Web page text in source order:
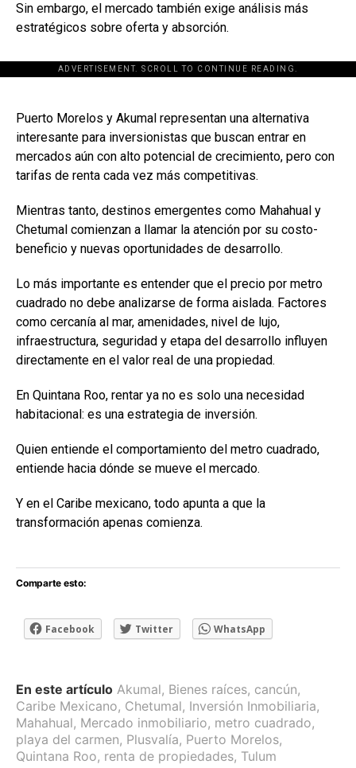
Sin embargo, el mercado también exige análisis más
estratégicos sobre oferta y absorción.
ADVERTISEMENT. SCROLL TO CONTINUE READING.
[adsforwp id="243463"]
Puerto Morelos y Akumal representan una alternativa
interesante para inversionistas que buscan entrar en
mercados aún con alto potencial de crecimiento, pero con
tarifas de renta cada vez más competitivas.
Mientras tanto, destinos emergentes como Mahahual y
Chetumal comienzan a llamar la atención por su costo-
beneficio y nuevas oportunidades de desarrollo.
Lo más importante es entender que el precio por metro
cuadrado no debe analizarse de forma aislada. Factores
como cercanía al mar, amenidades, nivel de lujo,
infraestructura, seguridad y etapa del desarrollo influyen
directamente en el valor real de una propiedad.
En Quintana Roo, rentar ya no es solo una necesidad
habitacional: es una estrategia de inversión.
Quien entiende el comportamiento del metro cuadrado,
entiende hacia dónde se mueve el mercado.
Y en el Caribe mexicano, todo apunta a que la
transformación apenas comienza.
Comparte esto:
Facebook Twitter WhatsApp
En este artículo Akumal, Bienes raíces, cancún,
Caribe Mexicano, Chetumal, Inversión Inmobiliaria,
Mahahual, Mercado inmobiliario, metro cuadrado,
playa del carmen, Plusvalía, Puerto Morelos,
Quintana Roo, renta de propiedades, Tulum